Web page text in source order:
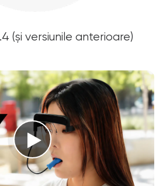
(și versiunile anterioare)